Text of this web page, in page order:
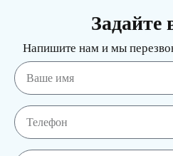
Задайте
Напишите нам и мы